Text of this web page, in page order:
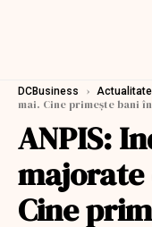
DCBusiness › Actualitate
mai. Cine primeşte bani
ANPIS:
Cine